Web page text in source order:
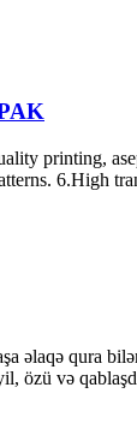
printing,
6.High
qura
özü və